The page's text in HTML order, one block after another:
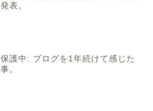
発表。
保護中: ブログを1年続けて感じた
事。